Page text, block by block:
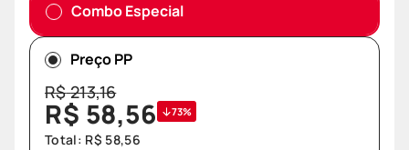
Combo Especial
Preço PP
R$213,16
R$ 58,56 73%
Total: R$ 58,56